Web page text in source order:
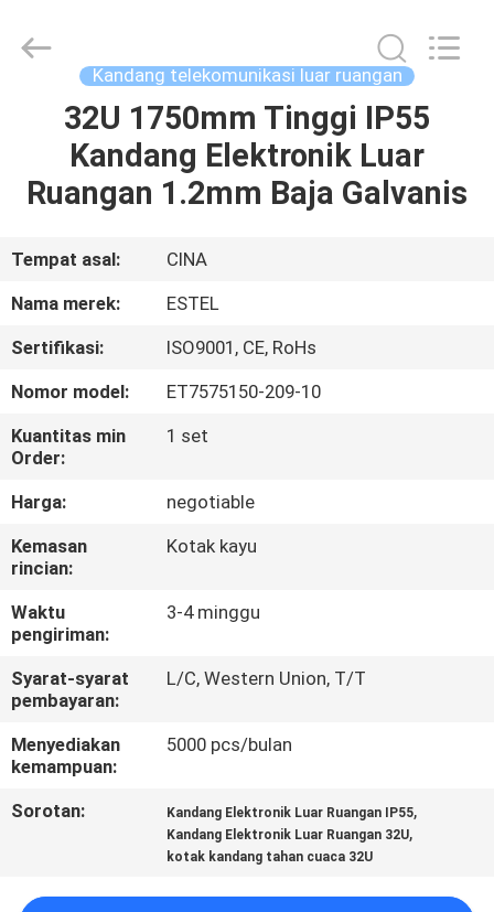
RUMAH
PRODUK
TENTANG
KAMI
TUR
PABRIK
KONTROL
KUALITAS
HUBUNGI
KAMI
BERITA
PERMINTAAN
PENAWARAN
AND
TECHNOLOGY
Kandang telekomunikasi luar ruangan
32U 1750mm Tinggi IP55
Kandang Elektronik Luar
Ruangan 1.2mm Baja Galvanis
Tempat asal:
CINA
Nama merek:
ESTEL
Sertifikasi:
ISO9001, CE, RoHs
Nomor model:
ET7575150-209-10
Kuantitas min
Order:
1 set
Harga:
negotiable
Kemasan
rincian:
Kotak kayu
Waktu
pengiriman:
3-4 minggu
Syarat-syarat
pembayaran:
L/C, Western Union, T/T
Menyediakan
kemampuan:
5000 pcs/bulan
Sorotan: Kandang Elektronik Luar Ruangan IP55,
Kandang Elektronik Luar Ruangan 32U,
kotak kandang tahan cuaca 32U